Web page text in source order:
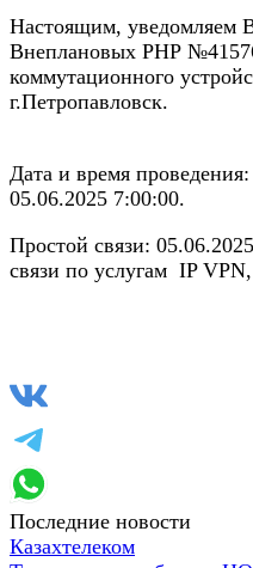
Настоящим, уведомляем
Внеплановых РНР
коммутационного
г.Петропавловск.
Дата и время
05.06.2025 7:00:00.
Простой связи:
связи по услугам IP
Последние новости
Казахтелеком